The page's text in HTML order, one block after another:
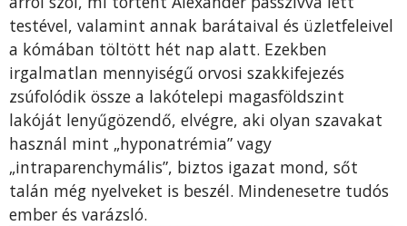
testével, valamint annak barátaival és üzletfeleivel
a kómában töltött hét nap alatt. Ezekben
irgalmatlan mennyiségű orvosi szakkifejezés
zsúfolódik össze a lakótelepi magasföldszint
lakóját lenyűgözendő, elvégre, aki olyan szavakat
használ mint „hyponatrémia” vagy
„intraparenchymális”, biztos igazat mond, sőt
talán még nyelveket is beszél. Mindenesetre tudós
ember és varázsló.